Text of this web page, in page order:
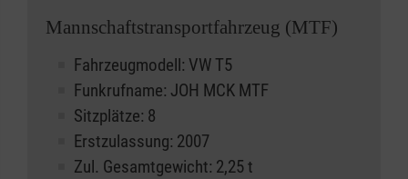
Mannschaftstransportfahrzeug (MTF)
Fahrzeugmodell: VW T5
Funkrufname: JOH MCK MTF
Sitzplätze: 8
Erstzulassung: 2007
Zul. Gesamtgewicht: 2,25 t